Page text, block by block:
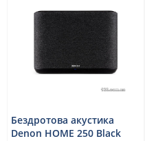
Бездротова акустика
Denon HOME 250 Black